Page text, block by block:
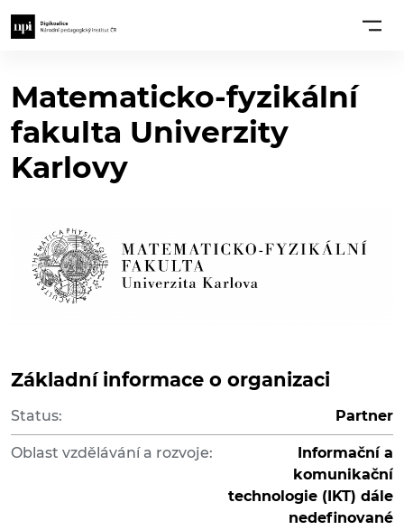
Matematicko-fyzikální
fakulta Univerzity
Karlovy
Základní informace o organizaci
Status: Partner
Oblast vzdělávání a rozvoje:
Informační a
komunikační
technologie (IKT) dále
nedefinované